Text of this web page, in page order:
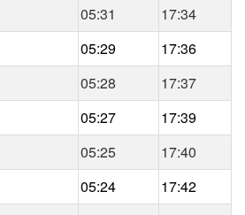
05:31
17:34
05:29
17:36
05:28
17:37
05:27
17:39
05:25
17:40
05:24
17:42